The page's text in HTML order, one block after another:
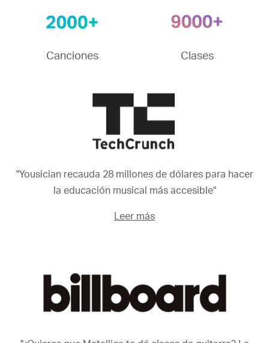
Canciones Clases
"Yousician recauda 28 millones de dólares para hacer
la educación musical más accesible"
Leer más